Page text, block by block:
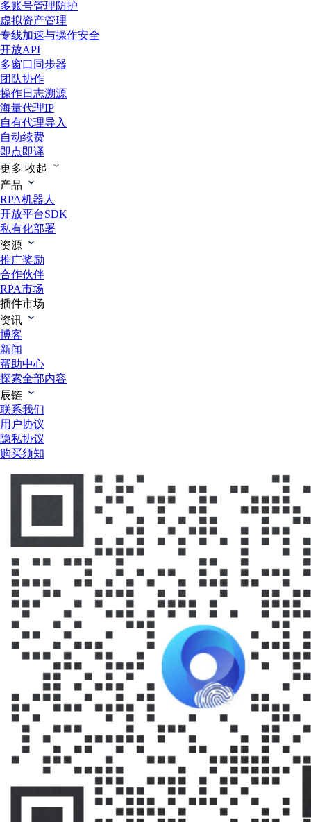
多账号管理防护
虚拟资产管理
专线加速与操作安全
开放API
多窗口同步器
团队协作
操作日志溯源
海量代理IP
自有代理导入
自动续费
即点即译
更多 收起
产品
RPA机器人
开放平台SDK
私有化部署
资源
推广奖励
合作伙伴
RPA市场
插件市场
资讯
博客
新闻
帮助中心
探索全部内容
辰链
联系我们
用户协议
隐私协议
购买须知